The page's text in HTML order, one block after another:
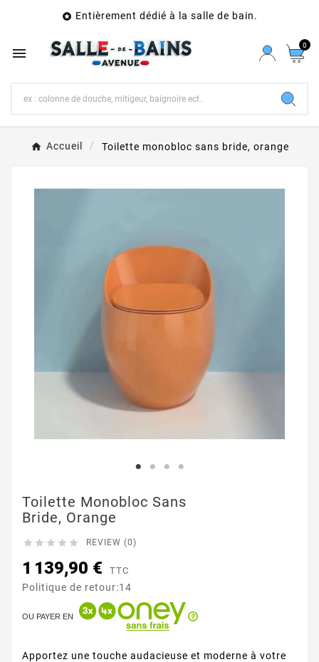
 Entièrement dédié à la salle de bain.
 0
Accueil Toilette monobloc sans bride, orange
Toilette Monobloc Sans
Bride, Orange
     REVIEW (0)
1 139,90 € TTC
Politique de retour:14
OU PAYER EN
Apportez une touche audacieuse et moderne à votre